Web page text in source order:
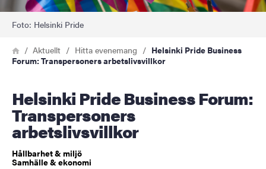
Foto: Helsinki Pride
Länkstig
HemAktuellt Hitta evenemang
Helsinki Pride Business
Forum: Transpersoners arbetslivsvillkor
Helsinki Pride Business Forum:
Transpersoners
arbetslivsvillkor
Hållbarhet & miljö
Samhälle & ekonomi